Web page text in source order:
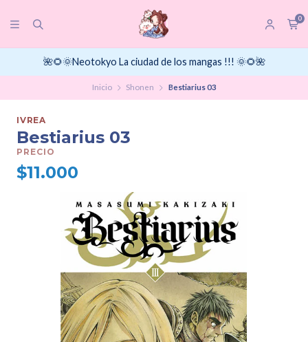
0
🌺🌻🌞Neotokyo La ciudad de los mangas !!! 🌞🌻🌺
Inicio Shonen Bestiarius 03
IVREA
Bestiarius 03
PRECIO
$11.000